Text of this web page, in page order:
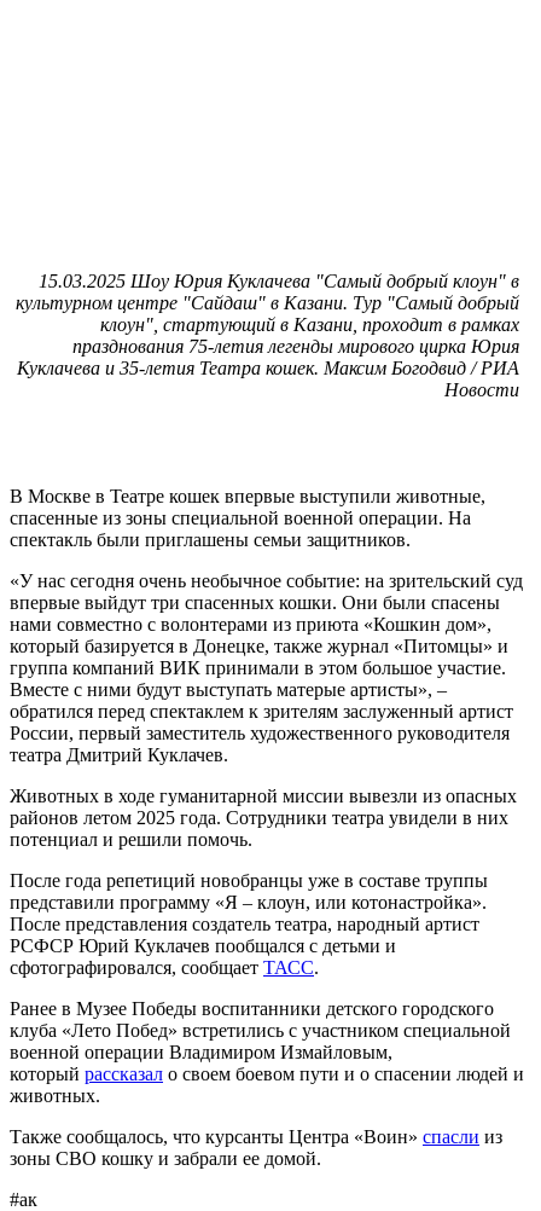
15.03.2025 Шоу Юрия Куклачева "Самый добрый клоун" в
культурном центре "Сайдаш" в Казани. Тур "Самый добрый
клоун", стартующий в Казани, проходит в рамках
празднования 75-летия легенды мирового цирка Юрия
Куклачева и 35-летия Театра кошек. Максим Богодвид / РИА
Новости
В Москве в Театре кошек впервые выступили животные,
спасенные из зоны специальной военной операции. На
спектакль были приглашены семьи защитников.
«У нас сегодня очень необычное событие: на зрительский суд
впервые выйдут три спасенных кошки. Они были спасены
нами совместно с волонтерами из приюта «Кошкин дом»,
который базируется в Донецке, также журнал «Питомцы» и
группа компаний ВИК принимали в этом большое участие.
Вместе с ними будут выступать матерые артисты», –
обратился перед спектаклем к зрителям заслуженный артист
России, первый заместитель художественного руководителя
театра Дмитрий Куклачев.
Животных в ходе гуманитарной миссии вывезли из опасных
районов летом 2025 года. Сотрудники театра увидели в них
потенциал и решили помочь.
После года репетиций новобранцы уже в составе труппы
представили программу «Я – клоун, или котонастройка».
После представления создатель театра, народный артист
РСФСР Юрий Куклачев пообщался с детьми и
сфотографировался, сообщает ТАСС.
Ранее в Музее Победы воспитанники детского городского
клуба «Лето Побед» встретились с участником специальной
военной операции Владимиром Измайловым,
который рассказал о своем боевом пути и о спасении людей и
животных.
Также сообщалось, что курсанты Центра «Воин» спасли из
зоны СВО кошку и забрали ее домой.
#ак